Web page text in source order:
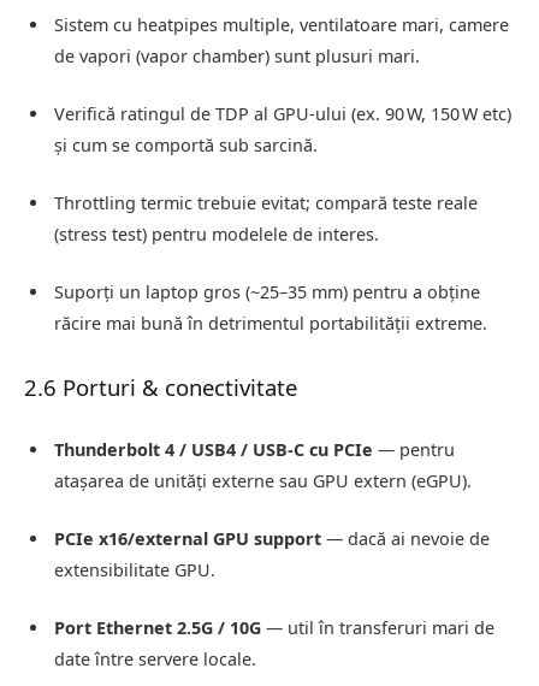
Sistem cu heatpipes multiple, ventilatoare mari, camere
de vapori (vapor chamber) sunt plusuri mari.
Verifică ratingul de TDP al GPU-ului (ex. 90 W, 150 W etc)
și cum se comportă sub sarcină.
Throttling termic trebuie evitat; compară teste reale
(stress test) pentru modelele de interes.
Suporți un laptop gros (~25–35 mm) pentru a obține
răcire mai bună în detrimentul portabilității extreme.
2.6 Porturi & conectivitate
Thunderbolt 4 / USB4 / USB‑C cu PCIe — pentru
atașarea de unități externe sau GPU extern (eGPU).
PCIe x16/external GPU support — dacă ai nevoie de
extensibilitate GPU.
Port Ethernet 2.5G / 10G — util în transferuri mari de
date între servere locale.